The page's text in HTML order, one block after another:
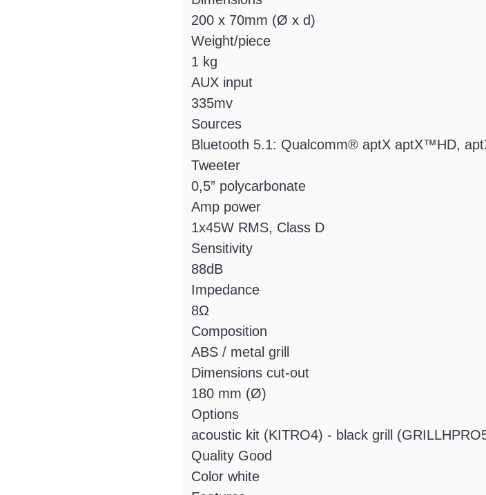
200 x 70mm (Ø x d)
Weight/piece
1 kg
AUX input
335mv
Sources
Bluetooth 5.1: Qualcomm® aptX aptX™HD,
Tweeter
0,5” polycarbonate
Amp power
1x45W RMS, Class D
Sensitivity
88dB
Impedance
8Ω
Composition
ABS / metal grill
Dimensions cut-out
180 mm (Ø)
Options
acoustic kit (KITRO4) - black grill
Quality Good
Color white